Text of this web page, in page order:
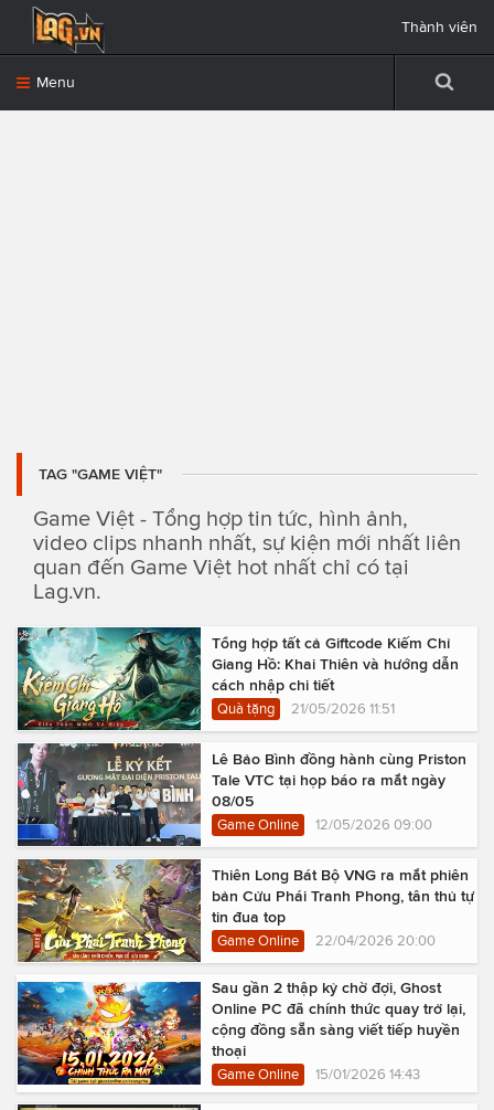
Menu
Thành viên
TAG "GAME VIỆT"
Game Việt - Tổng hợp tin tức, hình ảnh,
video clips nhanh nhất, sự kiện mới nhất liên
quan đến Game Việt hot nhất chỉ có tại
Lag.vn.
Tổng hợp tất cả Giftcode Kiếm Chỉ
Giang Hồ: Khai Thiên và hướng dẫn
cách nhập chi tiết
Quà tặng 21/05/2026 11:51
Lê Bảo Bình đồng hành cùng Priston
Tale VTC tại họp báo ra mắt ngày
08/05
Game Online 12/05/2026 09:00
Thiên Long Bát Bộ VNG ra mắt phiên
bản Cửu Phái Tranh Phong, tân thủ tự
tin đua top
Game Online 22/04/2026 20:00
Sau gần 2 thập kỷ chờ đợi, Ghost
Online PC đã chính thức quay trở lại,
cộng đồng sẵn sàng viết tiếp huyền
thoại
Game Online 15/01/2026 14:43